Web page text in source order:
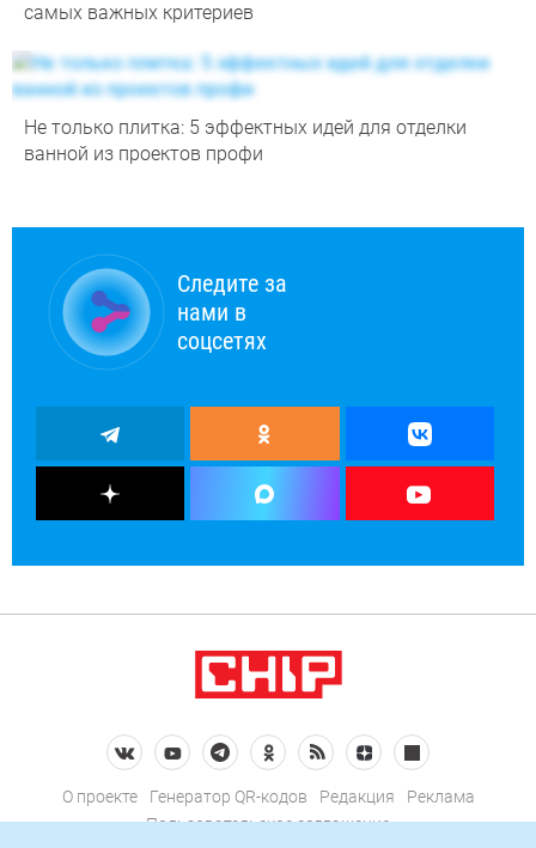
самых важных критериев
Не только плитка: 5 эффектных идей для отделки
ванной из проектов профи
Следите за
нами в
соцсетях
О проекте Генератор QR-кодов Редакция
Реклама
Пользовательское соглашение